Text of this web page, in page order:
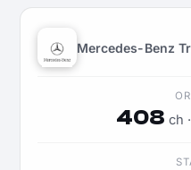
Mercedes-Benz
408 ch ·